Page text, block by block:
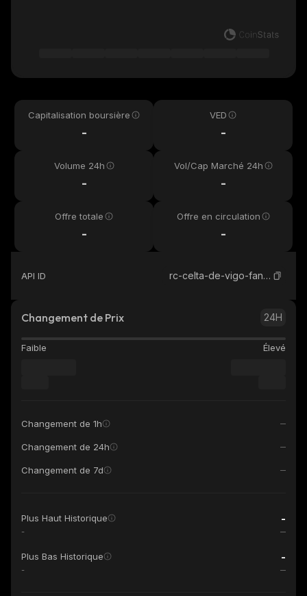
Capitalisation boursière
-
VED
-
Volume 24h
-
Vol/Cap Marché 24h
-
Offre totale
-
Offre en circulation
-
API ID rc-celta-de-vigo-fan-token
Changement de Prix 24H
Faible Élevé
Changement de 1h
Changement de 24h
Changement de 7d
Plus Haut Historique -
-
Plus Bas Historique -
-